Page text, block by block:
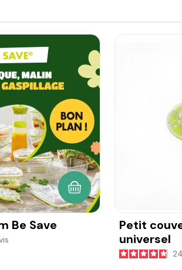
Be Save
AJOUTER AU PANIER
Petit
universel